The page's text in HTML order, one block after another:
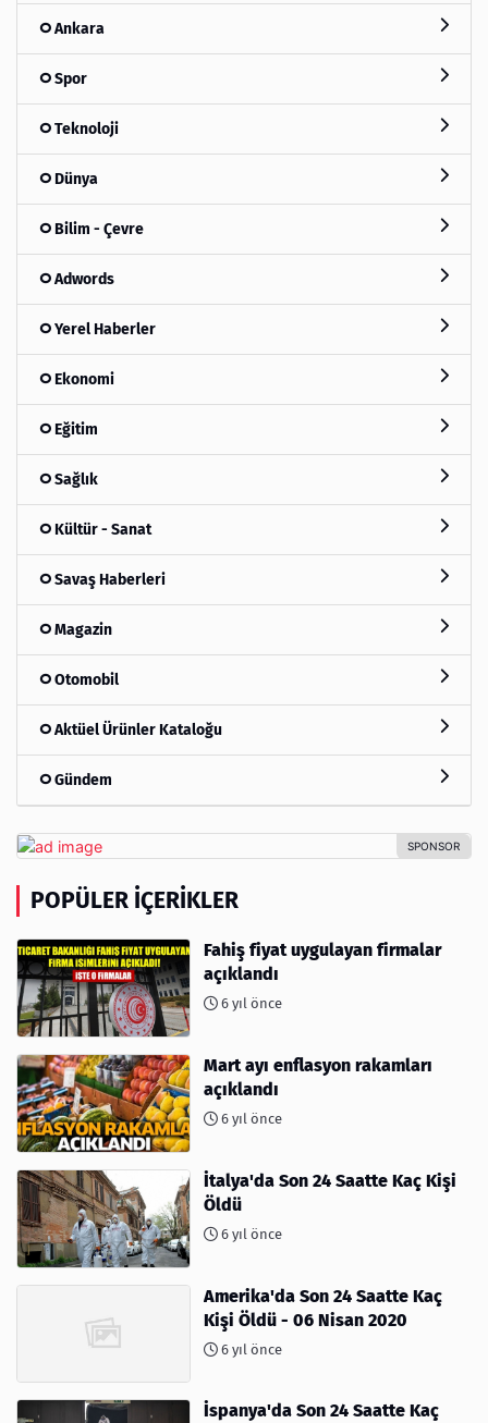
Ankara
Spor
Teknoloji
Dünya
Bilim - Çevre
Adwords
Yerel Haberler
Ekonomi
Eğitim
Sağlık
Kültür - Sanat
Savaş Haberleri
Magazin
Otomobil
Aktüel Ürünler Kataloğu
Gündem
POPÜLER İÇERIKLER
Fahiş fiyat uygulayan firmalar
açıklandı
6 yıl önce
Mart ayı enflasyon rakamları
açıklandı
6 yıl önce
İtalya'da Son 24 Saatte Kaç Kişi
Öldü
6 yıl önce
Amerika'da Son 24 Saatte Kaç
Kişi Öldü - 06 Nisan 2020
6 yıl önce
İspanya'da Son 24 Saatte Kaç